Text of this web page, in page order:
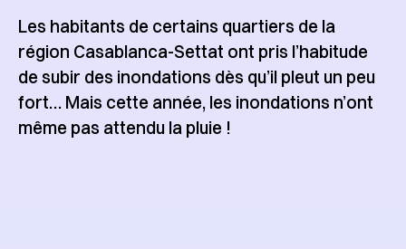
Les habitants de certains quartiers de la
région Casablanca-Settat ont pris l’habitude
de subir des inondations dès qu’il pleut un peu
fort… Mais cette année, les inondations n’ont
même pas attendu la pluie !